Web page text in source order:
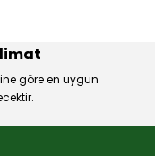
göre en uygun